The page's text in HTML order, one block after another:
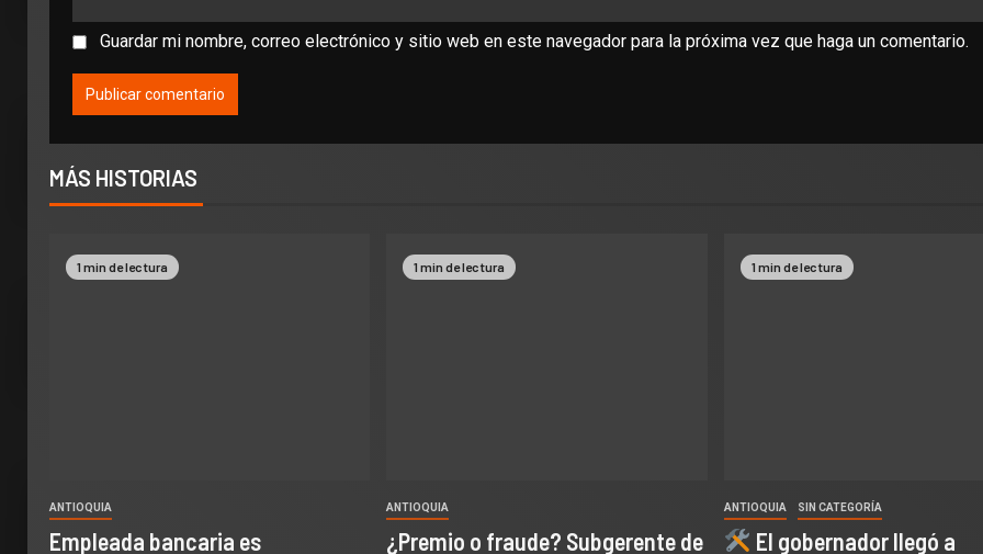
Guardar mi nombre, correo electrónico y sitio web en este navegador para la próxima vez que haga un comentario.
MÁS HISTORIAS
1 min de lectura
ANTIOQUIA
Empleada bancaria es
1 min de lectura
ANTIOQUIA
¿Premio o fraude? Subgerente de
1 min de lectura
ANTIOQUIA SIN CATEGORÍA
El gobernador llegó a